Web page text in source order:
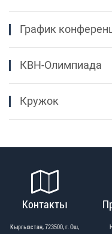
График
КВН-Олимпиада
Кружок
Контакты
Кыргызстан, 723500, г. Ош,